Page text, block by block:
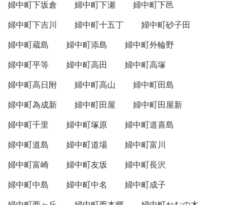
婦中町下坂倉
婦中町下瀬
婦中町下邑
婦中町下吉川
婦中町十五丁
婦中町砂子田
婦中町蔵島
婦中町添島
婦中町外輪野
婦中町平等
婦中町高田
婦中町高塚
婦中町高日附
婦中町高山
婦中町田島
婦中町為成新
婦中町田屋
婦中町田屋新
婦中町千里
婦中町塚原
婦中町道喜島
婦中町道島
婦中町道場
婦中町富川
婦中町富崎
婦中町友坂
婦中町長沢
婦中町中島
婦中町中名
婦中町成子